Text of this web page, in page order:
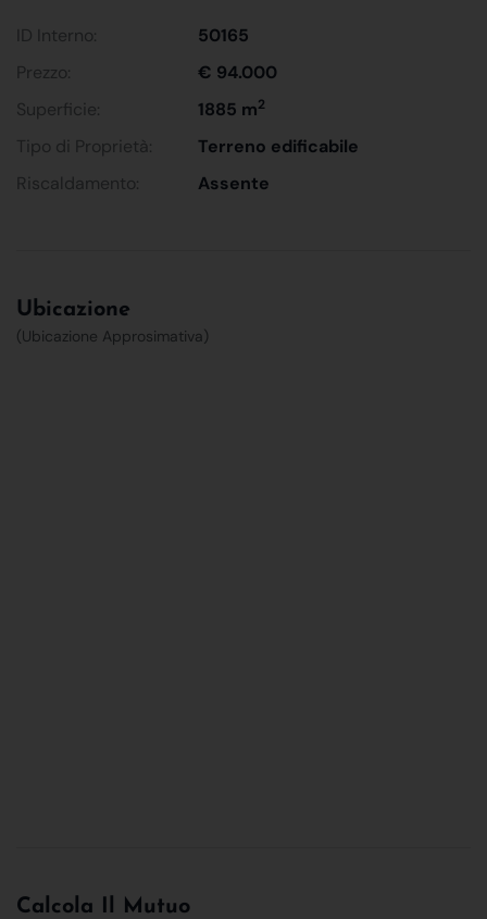
ID Interno:
50165
Prezzo:
€ 94.000
Superficie:
1885 m2
Tipo di Proprietà:
Terreno edificabile
Riscaldamento:
Assente
Ubicazione
(Ubicazione Approsimativa)
Calcola Il Mutuo